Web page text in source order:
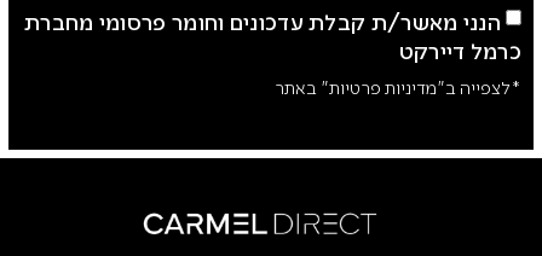
הנני מאשר/ת קבלת עדכונים וחומר פרסומי מחברת
כרמל דיירקט
*לצפייה ב"מדיניות פרטיות" באתר